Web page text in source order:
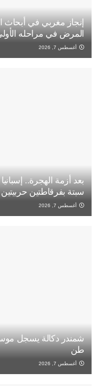
إنجاز مغربي في
المرض في مراحله
أغسطس 7, 2026
بعد أزمة الهجرة..
سبتة بفرقاطتين حربيتين
أغسطس 7, 2026
طن
أغسطس 7, 2026